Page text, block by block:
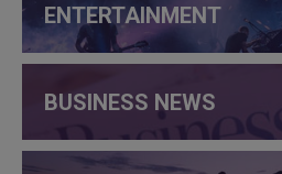
ENTERTAINMENT
BUSINESS NEWS